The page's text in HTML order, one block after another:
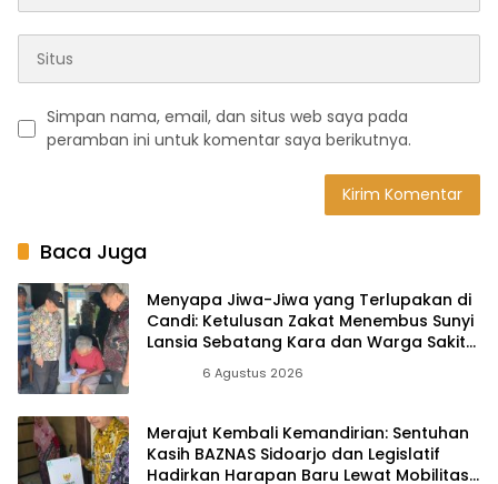
Simpan nama, email, dan situs web saya pada
peramban ini untuk komentar saya berikutnya.
Baca Juga
Menyapa Jiwa-Jiwa yang Terlupakan di
Candi: Ketulusan Zakat Menembus Sunyi
Lansia Sebatang Kara dan Warga Sakit
6 Agustus 2026
Merajut Kembali Kemandirian: Sentuhan
Kasih BAZNAS Sidoarjo dan Legislatif
Hadirkan Harapan Baru Lewat Mobilitas